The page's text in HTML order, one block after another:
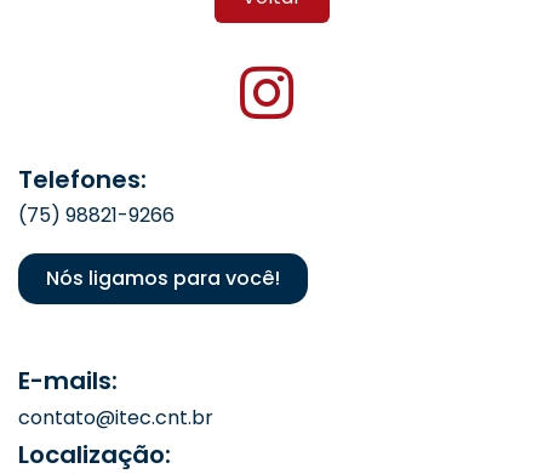
Telefones:
(75) 98821-9266
Nós ligamos para você!
E-mails:
contato@itec.cnt.br
Localização: